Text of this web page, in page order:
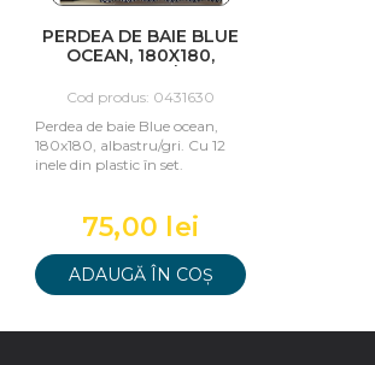
PERDEA DE BAIE BLUE
OCEAN, 180X180,
Cod produs: 0431630
Perdea de baie Blue ocean,
180x180, albastru/gri. Cu 12
inele din plastic în set.
75,00 lei
ADAUGĂ ÎN COȘ